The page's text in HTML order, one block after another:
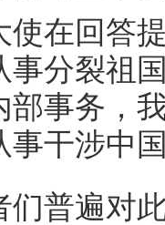
回答提
事分裂祖
部事务，
事干涉中
遍对此